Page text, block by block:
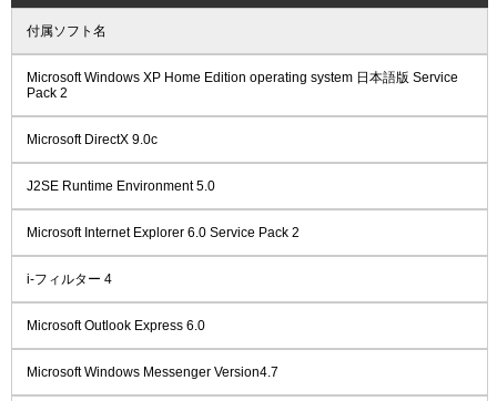
付属ソフト名
Microsoft Windows XP Home Edition operating system 日本語版 Service
Pack 2
Microsoft DirectX 9.0c
J2SE Runtime Environment 5.0
Microsoft Internet Explorer 6.0 Service Pack 2
i-フィルター 4
Microsoft Outlook Express 6.0
Microsoft Windows Messenger Version4.7